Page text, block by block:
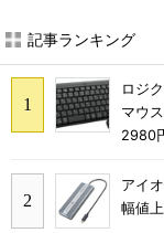
記事ランキング
ロジ
マウ
2980
アイ
幅値